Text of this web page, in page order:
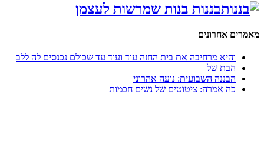
בננות בנות שמרשות לעצמן
מאמרים אחרונים
והיא מרחיבה את בית החזה עוד ועוד עד שכולם נכנסים לה ללב
הבת של
הבננה השבועית: נועה אהרוני
כה אמרה: ציטוטים של נשים חכמות